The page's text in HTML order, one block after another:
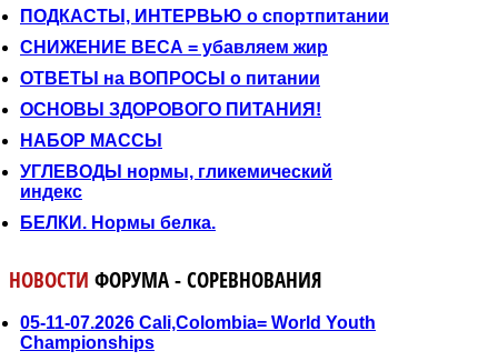
ПОДКАСТЫ, ИНТЕРВЬЮ о спортпитании
СНИЖЕНИЕ ВЕСА = убавляем жир
ОТВЕТЫ на ВОПРОСЫ о питании
ОСНОВЫ ЗДОРОВОГО ПИТАНИЯ!
НАБОР МАССЫ
УГЛЕВОДЫ нормы, гликемический
индекс
БЕЛКИ. Нормы белка.
НОВОСТИ ФОРУМА - СОРЕВНОВАНИЯ
05-11-07.2026 Cali,Colombia= World Youth
Championships